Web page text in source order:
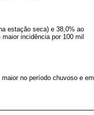
estação seca) e 38,0% ao
incidência por 100 mil
no período chuvoso e em